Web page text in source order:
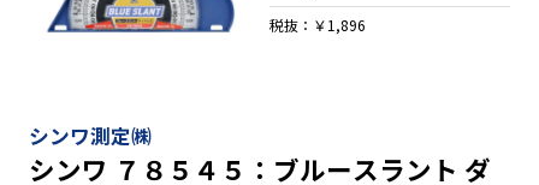
シンワ測定㈱
シンワ ７８５４５：ブルースラント ダ
税抜：￥1,896